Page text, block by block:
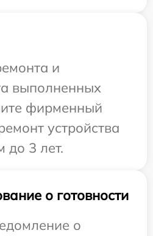
и
выполненных
фирменный
устройства
до 3 лет.
о готовности
о